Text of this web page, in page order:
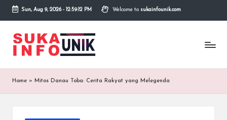
Skip
content
Sun, Aug 9, 2026- 12:59:12 PM Welcome to sukainfounik.com
S
u
k
a
Info
Unik,
Batas.
Home » Mitos Danau Toba: Cerita Rakyat yang Melegenda